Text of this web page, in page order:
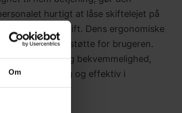
Om
hurtigt at låse skiftelejet på
forflytning og skift. Dens ergonomiske
stabilitet og støtte for brugeren.
sikkerhed og bekvemmelighed,
brugervenlig og effektiv i